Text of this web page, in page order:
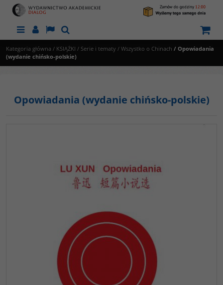
MenuPanelLangSzukaj
Kategoria główna / KSIĄŻKI / Serie i tematy / Wszystko o Chinach / Opowiadania
(wydanie chińsko-polskie)
Opowiadania (wydanie chińsko-polskie)